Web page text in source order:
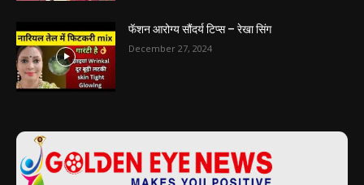
फॅशन आरोग्य सौंदर्य टिप्स – रेखा सिंग
December 27, 2024